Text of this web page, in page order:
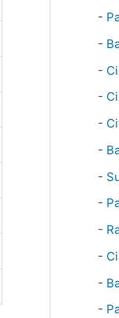
-
-
-
-
-
-
-
-
-
-
-
-